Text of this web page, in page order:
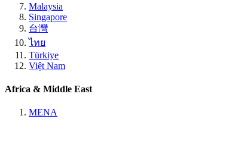
Malaysia
Singapore
台灣
ไทย
Türkiye
Việt Nam
Africa & Middle East
MENA